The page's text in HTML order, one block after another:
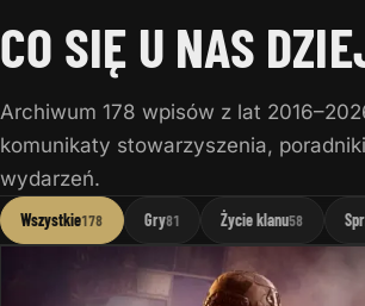
CO SIĘ U NAS
Archiwum 178 wpisów z lat
komunikaty stowarzyszenia,
wydarzeń.
Wszystkie178 Gry81 Życie klanu58